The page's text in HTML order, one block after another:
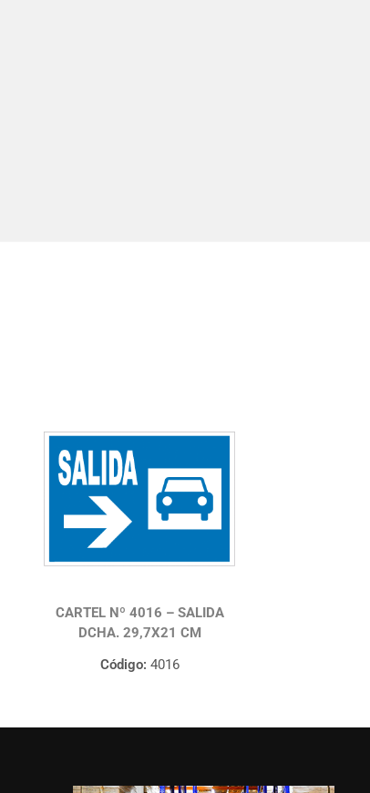
CARTEL Nº 4016 – SALIDA
DCHA. 29,7X21 CM
Código: 4016